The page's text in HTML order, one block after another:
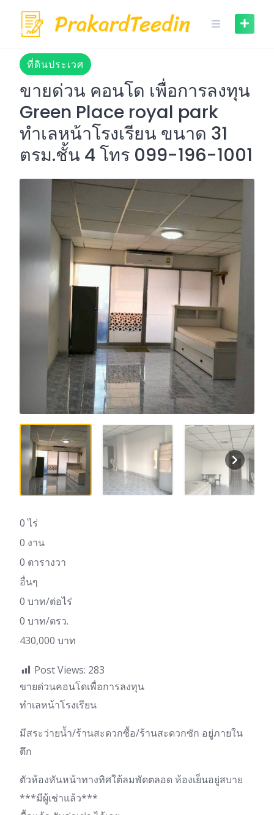
content
ที่ดินประเวศ
ขายด่วน คอนโด เพื่อการลงทุน
Green Place royal park
ทำเลหน้าโรงเรียน ขนาด 31
ตรม.ชั้น 4 โทร 099-196-1001
0 ไร่
0 งาน
0 ตารางวา
อื่นๆ
0 บาท/ต่อไร่
0 บาท/ตรว.
430,000 บาท
Post Views: 283
ขายด่วนคอนโดเพื่อการลงทุน
ทำเลหน้าโรงเรียน
มีสระว่ายน้ำ/ร้านสะดวกซื้อ/ร้านสะดวกซัก อยู่ภายใน
ตึก
ตัวห้องหันหน้าทางทิศใต้ลมพัดตลอด ห้องเย็นอยู่สบาย
***มีผู้เช่าแล้ว***